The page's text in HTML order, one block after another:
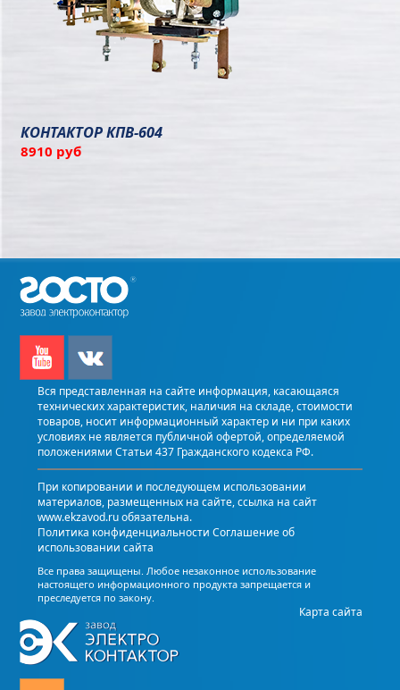
КОНТАКТОР КПВ-604
8910 руб
Вся представленная на сайте информация, касающаяся
технических характеристик, наличия на складе, стоимости
товаров, носит информационный характер и ни при каких
условиях не является публичной офертой, определяемой
положениями Статьи 437 Гражданского кодекса РФ.
При копировании и последующем использовании
материалов, размещенных на сайте, ссылка на сайт
www.ekzavod.ru обязательна.
Политика конфиденциальности Соглашение об
использовании сайта
Все права защищены. Любое незаконное использование
настоящего информационного продукта запрещается и
преследуется по закону.
Карта сайта